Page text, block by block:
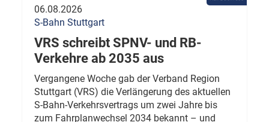
06.08.2026
S-Bahn Stuttgart
VRS schreibt SPNV- und RB-
Verkehre ab 2035 aus
Vergangene Woche gab der Verband Region
Stuttgart (VRS) die Verlängerung des aktuellen
S-Bahn-Verkehrsvertrags um zwei Jahre bis
zum Fahrplanwechsel 2034 bekannt – und